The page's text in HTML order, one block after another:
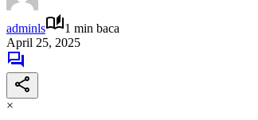
adminls
1 min baca
April 25, 2025
×